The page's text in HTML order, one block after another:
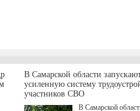
В Самарской области
усиленную систему
участников СВО
В Самарской